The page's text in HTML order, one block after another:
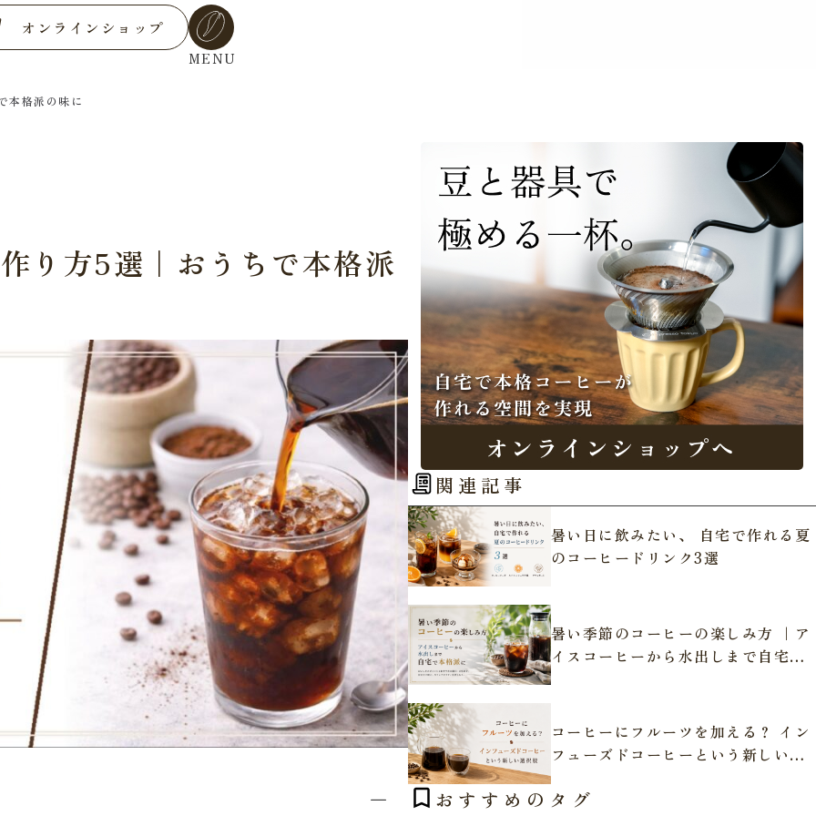
オンラインショップ
MENU
本格派の味に
り方5選｜おうちで本格派
関連記事
暑い日に飲みたい、 自宅で作れる夏
のコーヒードリンク3選
暑い季節のコーヒーの楽しみ方 ｜ア
イスコーヒーから水出しまで自宅で
本格派に
コーヒーにフルーツを加える？ イン
フューズドコーヒーという新しい選
択肢
おすすめのタグ